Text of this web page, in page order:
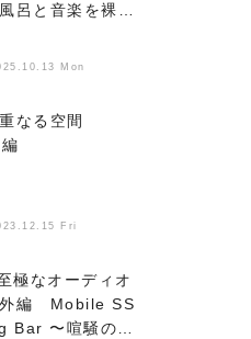
呂と音楽を裸で
Mon
なる空間
Fri
極なオーディオ
外編 Mobile SS
Bar 〜喧騒のな